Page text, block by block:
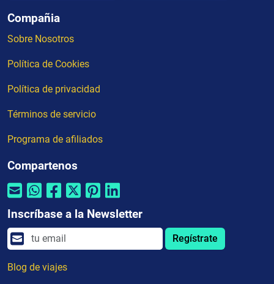
Compañia
Sobre Nosotros
Política de Cookies
Política de privacidad
Términos de servicio
Programa de afiliados
Compartenos
Inscríbase a la Newsletter
Regístrate
Blog de viajes